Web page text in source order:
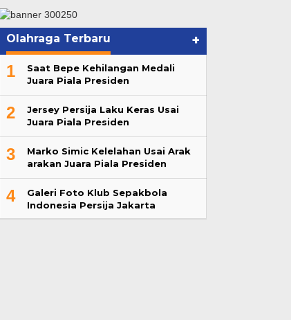
Olahraga Terbaru +
1
Saat Bepe Kehilangan Medali
Juara Piala Presiden
2
Jersey Persija Laku Keras Usai
Juara Piala Presiden
3
Marko Simic Kelelahan Usai Arak
arakan Juara Piala Presiden
4
Galeri Foto Klub Sepakbola
Indonesia Persija Jakarta